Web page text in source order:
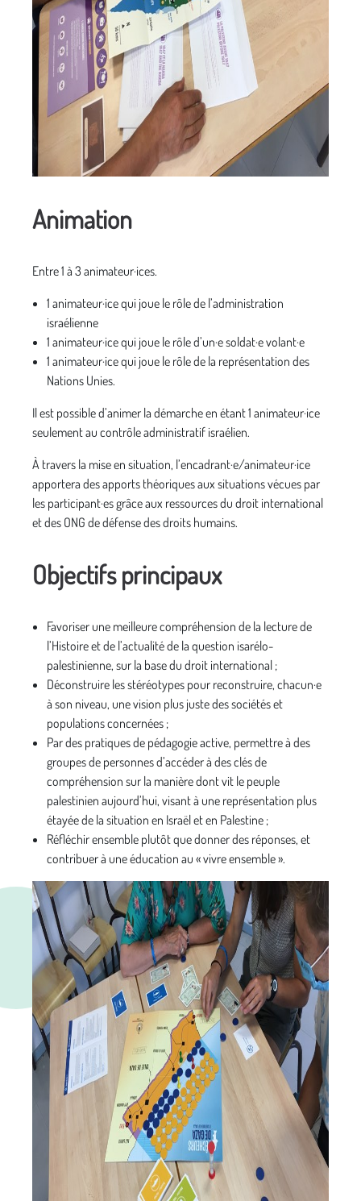
Animation
Entre 1 à 3 animateur·ices.
1 animateur·ice qui joue le rôle de l’administration
israélienne
1 animateur·ice qui joue le rôle d’un·e soldat·e volant·e
1 animateur·ice qui joue le rôle de la représentation des
Nations Unies.
Il est possible d’animer la démarche en étant 1 animateur·ice
seulement au contrôle administratif israélien.
À travers la mise en situation, l’encadrant·e/animateur·ice
apportera des apports théoriques aux situations vécues par
les participant·es grâce aux ressources du droit international
et des ONG de défense des droits humains.
Objectifs principaux
Favoriser une meilleure compréhension de la lecture de
l’Histoire et de l’actualité de la question isarélo-
palestinienne, sur la base du droit international ;
Déconstruire les stéréotypes pour reconstruire, chacun·e
à son niveau, une vision plus juste des sociétés et
populations concernées ;
Par des pratiques de pédagogie active, permettre à des
groupes de personnes d’accéder à des clés de
compréhension sur la manière dont vit le peuple
palestinien aujourd’hui, visant à une représentation plus
étayée de la situation en Israël et en Palestine ;
Réfléchir ensemble plutôt que donner des réponses, et
contribuer à une éducation au « vivre ensemble ».